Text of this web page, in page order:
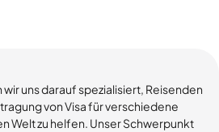
wir uns darauf spezialisiert, Reisenden
von Visa für verschiedene
Welt zu helfen. Unser Schwerpunkt